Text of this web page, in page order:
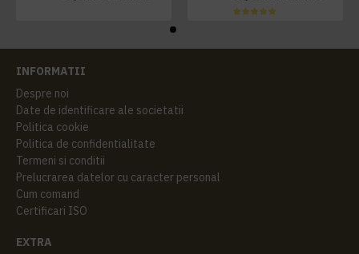
INFORMATII
Despre noi
Date de identificare ale societatii
Politica cookie
Politica de confidentialitate
Termeni si conditii
Prelucrarea datelor cu caracter personal
Cum comand
Certificari ISO
EXTRA